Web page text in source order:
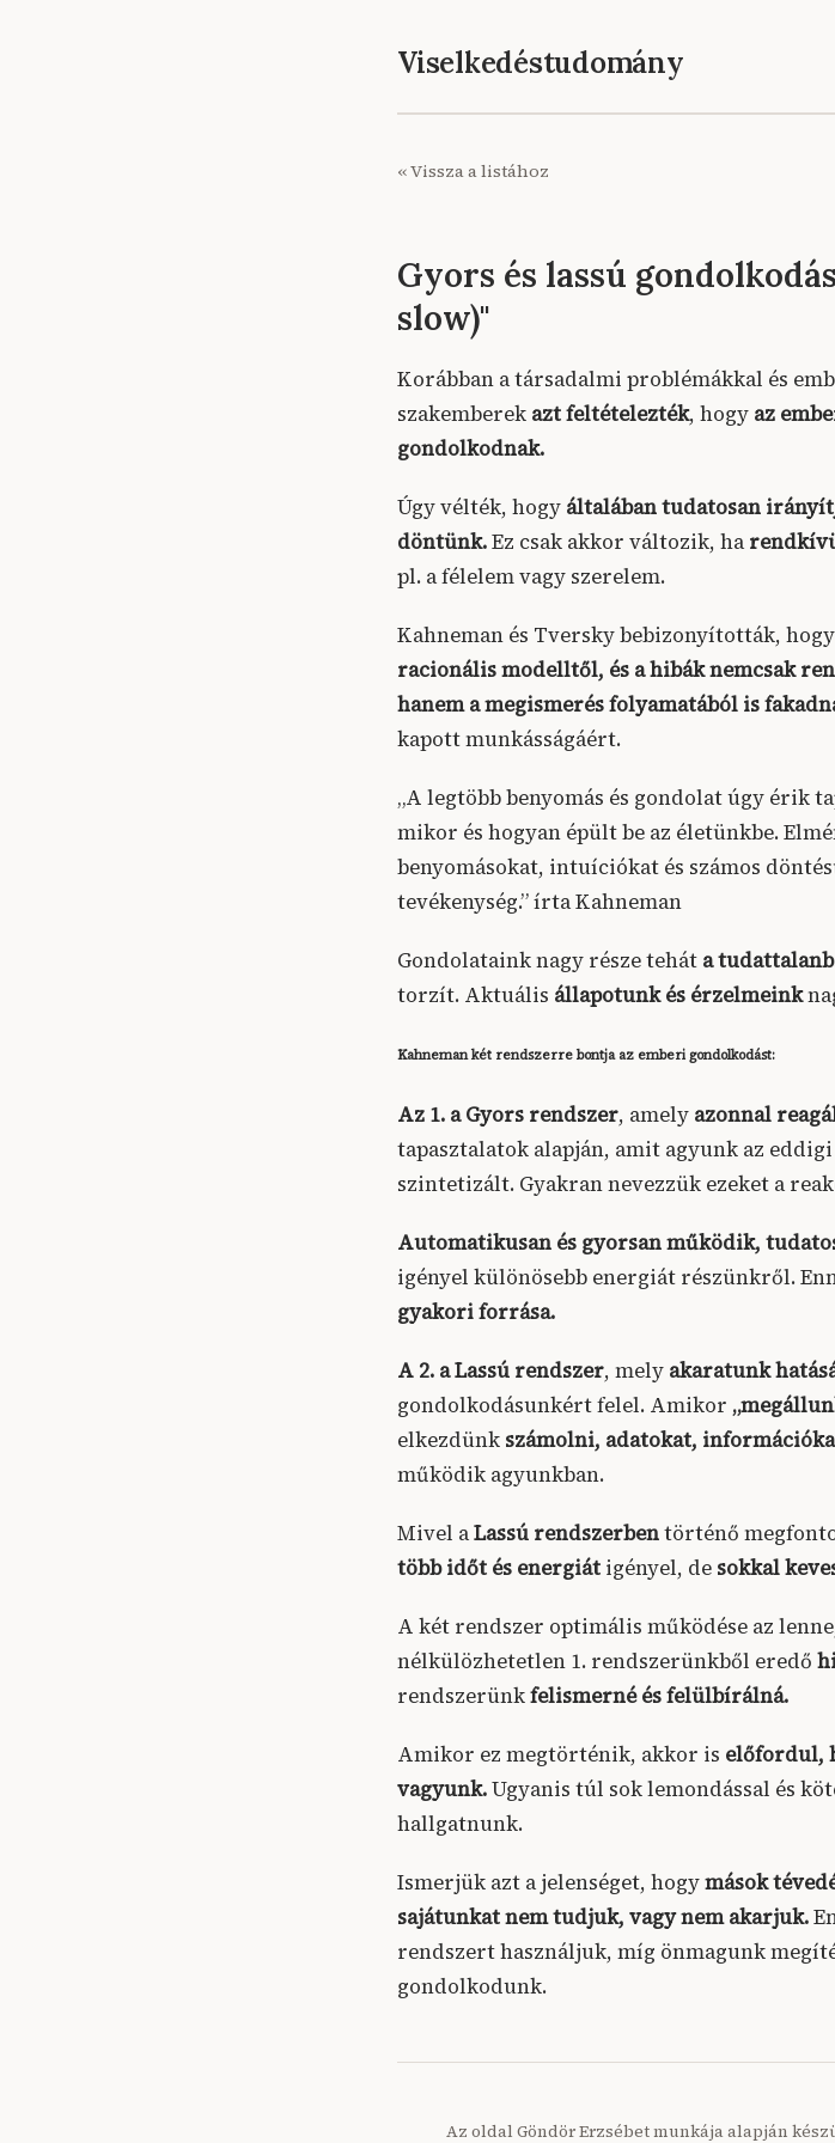
Viselkedéstudomány
« Vissza a listához
Gyors és lassú
slow)"
Korábban a társadalmi problémákkal és
szakemberek azt feltételezték, hogy az
gondolkodnak.
Úgy vélték, hogy általábantudatosan
döntünk.Ez csak akkor változik, ha
pl. a félelem vagy szerelem.
Kahneman és Tversky bebizonyították, hogy
racionális modelltől, és a hibák nemcsak
hanem a megismerés folyamatából is
kapott munkásságáért.
„A legtöbb benyomás és gondolat úgy érik
mikor és hogyan épült be az életünkbe.
benyomásokat, intuíciókat és számos
tevékenység.” írta Kahneman
Gondolataink nagy része tehát a
torzít. Aktuális állapotunk és érzelmeink
Kahneman két rendszerre bontja az emberi gondolkodást:
Az 1. a Gyors rendszer, amely azonnal
tapasztalatok alapján, amit agyunk az
szintetizált. Gyakran nevezzük ezeket a
Automatikusan és gyorsan működik,
igényel különösebb energiát részünkről.
gyakori forrása.
A 2. a Lassú rendszer, mely akaratunk
gondolkodásunkért felel. Amikor
elkezdünk számolni, adatokat,
működik agyunkban.
Mivel aLassú rendszerbentörténő
több időt és energiát igényel, de sokkal
A két rendszer optimális működése az
nélkülözhetetlen 1. rendszerünkből eredő
rendszerünkfelismerné és felülbírálná.
Amikor ez megtörténik, akkor is előfordul,
vagyunk.Ugyanis túl sok lemondással és
hallgatnunk.
Ismerjük azt a jelenséget, hogymások
sajátunkat nem tudjuk, vagy nem akarjuk.
rendszert használjuk, míg önmagunk
gondolkodunk.
Az oldal Göndör Erzsébet munkája alapján